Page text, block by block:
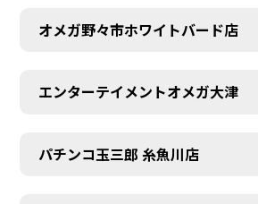
オメガ野々市ホワイトバード店
エンターテイメントオメガ大津
パチンコ玉三郎 糸魚川店